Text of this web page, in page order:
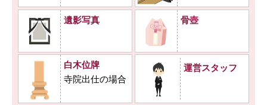
遺影写真 骨壺
白木位牌
寺院出仕の場合
運営スタッフ